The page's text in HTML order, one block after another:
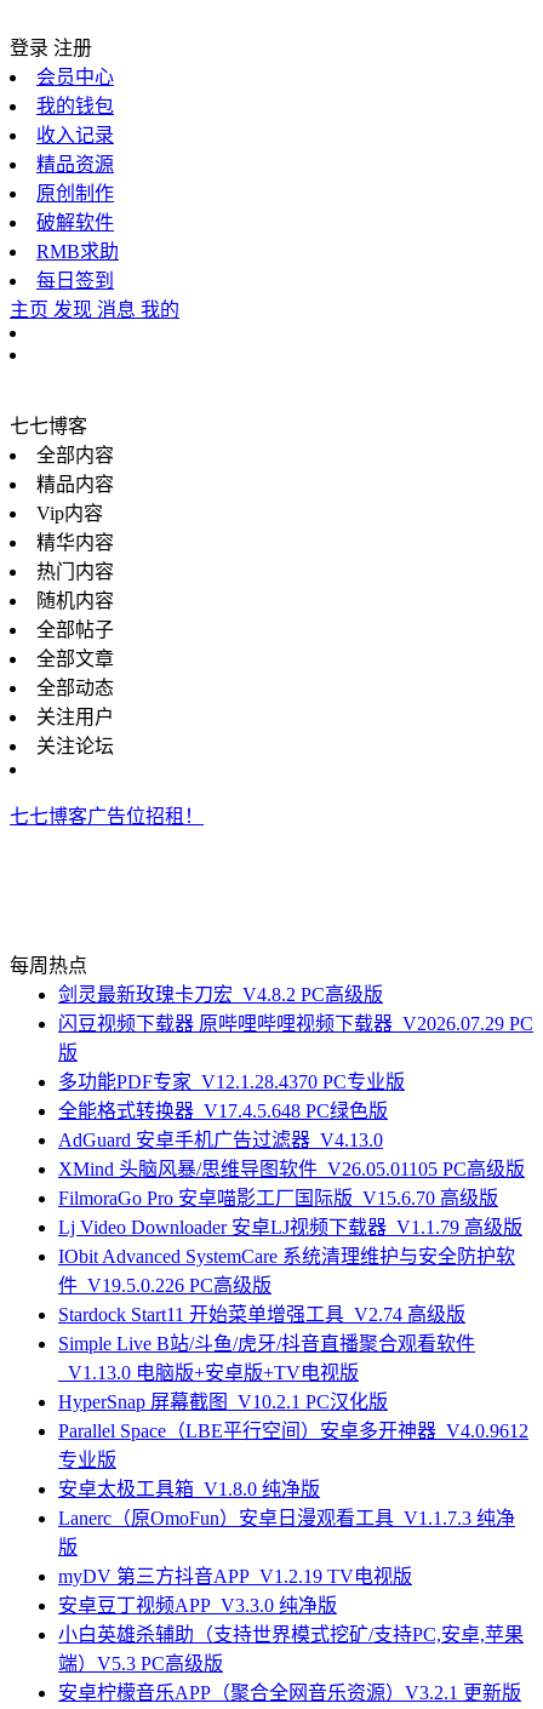
登录 注册
会员中心
我的钱包
收入记录
精品资源
原创制作
破解软件
RMB求助
每日签到
主页 发现 消息 我的
七七博客
全部内容
精品内容
Vip内容
精华内容
热门内容
随机内容
全部帖子
全部文章
全部动态
关注用户
关注论坛
七七博客广告位招租！
每周热点
剑灵最新玫瑰卡刀宏_V4.8.2 PC高级版
闪豆视频下载器 原哔哩哔哩视频下载器_V2026.07.29 PC
版
多功能PDF专家_V12.1.28.4370 PC专业版
全能格式转换器_V17.4.5.648 PC绿色版
AdGuard 安卓手机广告过滤器_V4.13.0
XMind 头脑风暴/思维导图软件_V26.05.01105 PC高级版
FilmoraGo Pro 安卓喵影工厂国际版_V15.6.70 高级版
Lj Video Downloader 安卓LJ视频下载器_V1.1.79 高级版
IObit Advanced SystemCare 系统清理维护与安全防护软
件_V19.5.0.226 PC高级版
Stardock Start11 开始菜单增强工具_V2.74 高级版
Simple Live B站/斗鱼/虎牙/抖音直播聚合观看软件
_V1.13.0 电脑版+安卓版+TV电视版
HyperSnap 屏幕截图_V10.2.1 PC汉化版
Parallel Space（LBE平行空间）安卓多开神器_V4.0.9612
专业版
安卓太极工具箱_V1.8.0 纯净版
Lanerc（原OmoFun）安卓日漫观看工具_V1.1.7.3 纯净
版
myDV 第三方抖音APP_V1.2.19 TV电视版
安卓豆丁视频APP_V3.3.0 纯净版
小白英雄杀辅助（支持世界模式挖矿/支持PC,安卓,苹果
端）V5.3 PC高级版
安卓柠檬音乐APP（聚合全网音乐资源）V3.2.1 更新版